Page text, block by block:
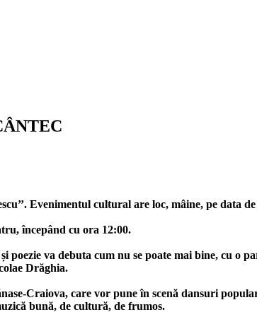
Evenimentul cultural are loc, mâine, pe data
începând cu ora 12:00.
va debuta cum nu se poate mai bine, cu o
Drăghia.
Craiova, care vor pune în scenă dansuri
bună, de cultură, de frumos.